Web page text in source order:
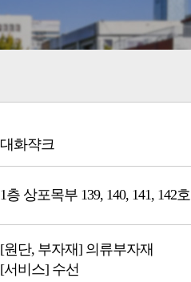
대화쟉크
1층 상포목부 139, 140, 141, 142호
[원단, 부자재] 의류부자재
[서비스] 수선